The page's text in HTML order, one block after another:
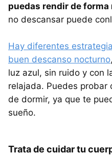
puedas rendir de
no descansar puede
Hay diferentes
buen descanso nocturno
luz azul, sin ruido y con
relajada. Puedes probar
de dormir, ya que te
sueño.
Trata de cuidar tu